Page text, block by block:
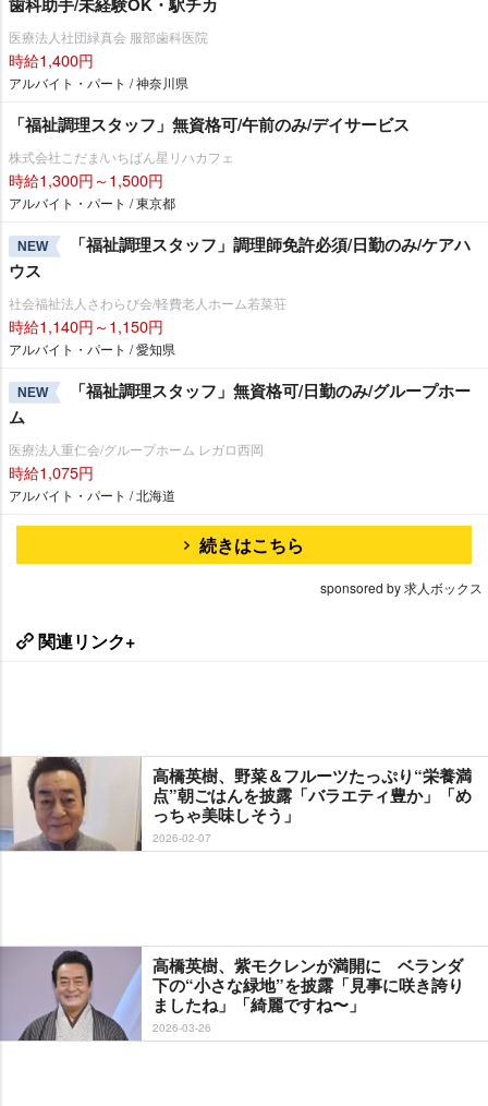
医療法人社団緑真会 服部歯科医院
時給1,400円
アルバイト・パート / 神奈川県
「福祉調理スタッフ」無資格可/午前のみ/デイサービス
株式会社こだま/いちばん星リハカフェ
時給1,300円～1,500円
アルバイト・パート / 東京都
NEW
「福祉調理スタッフ」調理師免許必須/日勤のみ/ケアハ
ウス
社会福祉法人さわらび会/軽費老人ホーム若菜荘
時給1,140円～1,150円
アルバイト・パート / 愛知県
NEW
「福祉調理スタッフ」無資格可/日勤のみ/グループホー
ム
医療法人重仁会/グループホーム レガロ西岡
時給1,075円
アルバイト・パート / 北海道
続きはこちら
sponsored by 求人ボックス
関連リンク+
高橋英樹、野菜＆フルーツたっぷり“栄養満
点”朝ごはんを披露「バラエティ豊か」「め
っちゃ美味しそう」
2026-02-07
高橋英樹、紫モクレンが満開に ベランダ
下の“小さな緑地”を披露「見事に咲き誇り
ましたね」「綺麗ですね〜」
2026-03-26